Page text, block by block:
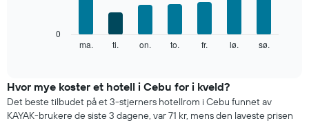
for
et
rom
Diagrammet
for
et
rom
ma. ti. on. to. fr. lø. sø.
0
Hvor mye koster et hotell i Cebu for i kveld?
Det beste tilbudet på et 3-stjerners hotellrom i Cebu funnet av
KAYAK-brukere de siste 3 dagene, var 71 kr, mens den laveste prisen